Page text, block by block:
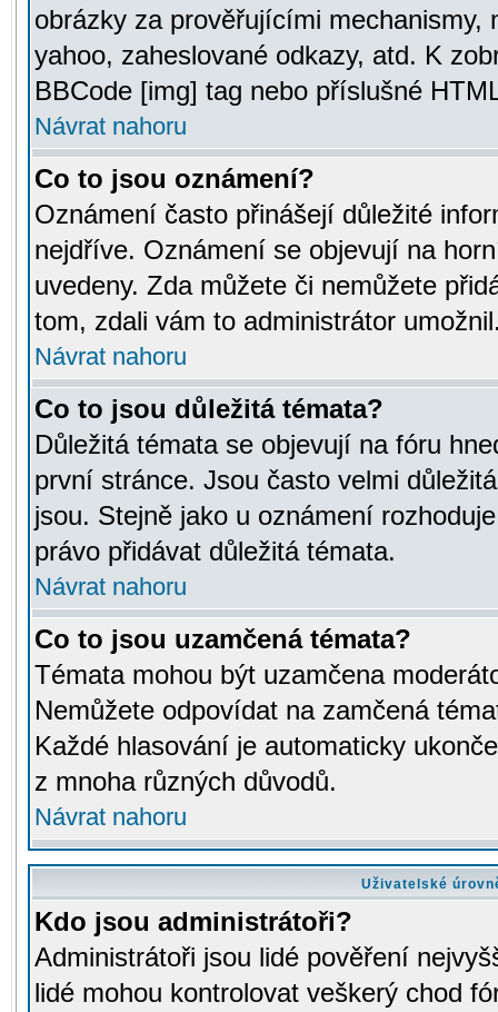
obrázky za prověřujícími mechanismy,
yahoo, zaheslované odkazy, atd. K
BBCode [img] tag nebo příslušné
Návrat nahoru
Co to jsou oznámení?
Oznámení často přinášejí důležité
nejdříve. Oznámení se objevují na
uvedeny. Zda můžete či nemůžete
tom, zdali vám to administrátor
Návrat nahoru
Co to jsou důležitá témata?
Důležitá témata se objevují na fóru
první stránce. Jsou často velmi
jsou. Stejně jako u oznámení
právo přidávat důležitá témata.
Návrat nahoru
Co to jsou uzamčená témata?
Témata mohou být uzamčena
Nemůžete odpovídat na zamčená
Každé hlasování je automaticky
z mnoha různých důvodů.
Návrat nahoru
Uživatelské
Kdo jsou administrátoři?
Administrátoři jsou lidé pověření
lidé mohou kontrolovat veškerý chod